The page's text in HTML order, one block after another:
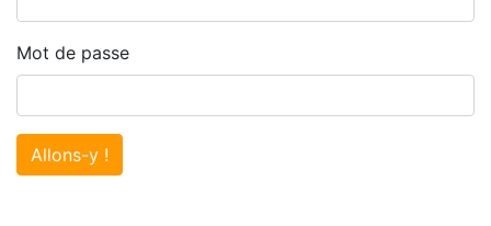
Mot de passe
Allons-y !